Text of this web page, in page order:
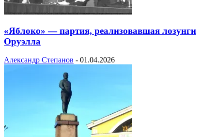
«Яблоко» — партия, реализовавшая лозунги
Оруэлла
Александр Степанов - 01.04.2026